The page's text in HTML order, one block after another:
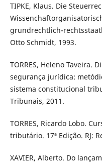
TIPKE, Klaus. Die
grundrechtlich-
Otto Schmidt, 1993.
TORRES, Heleno Taveira.
segurança jurí­dica:
sistema constitucional
Tribunais, 2011.
TORRES, Ricardo Lobo.
tributário. 17ª Edição. RJ:
XAVIER, Alberto. Do